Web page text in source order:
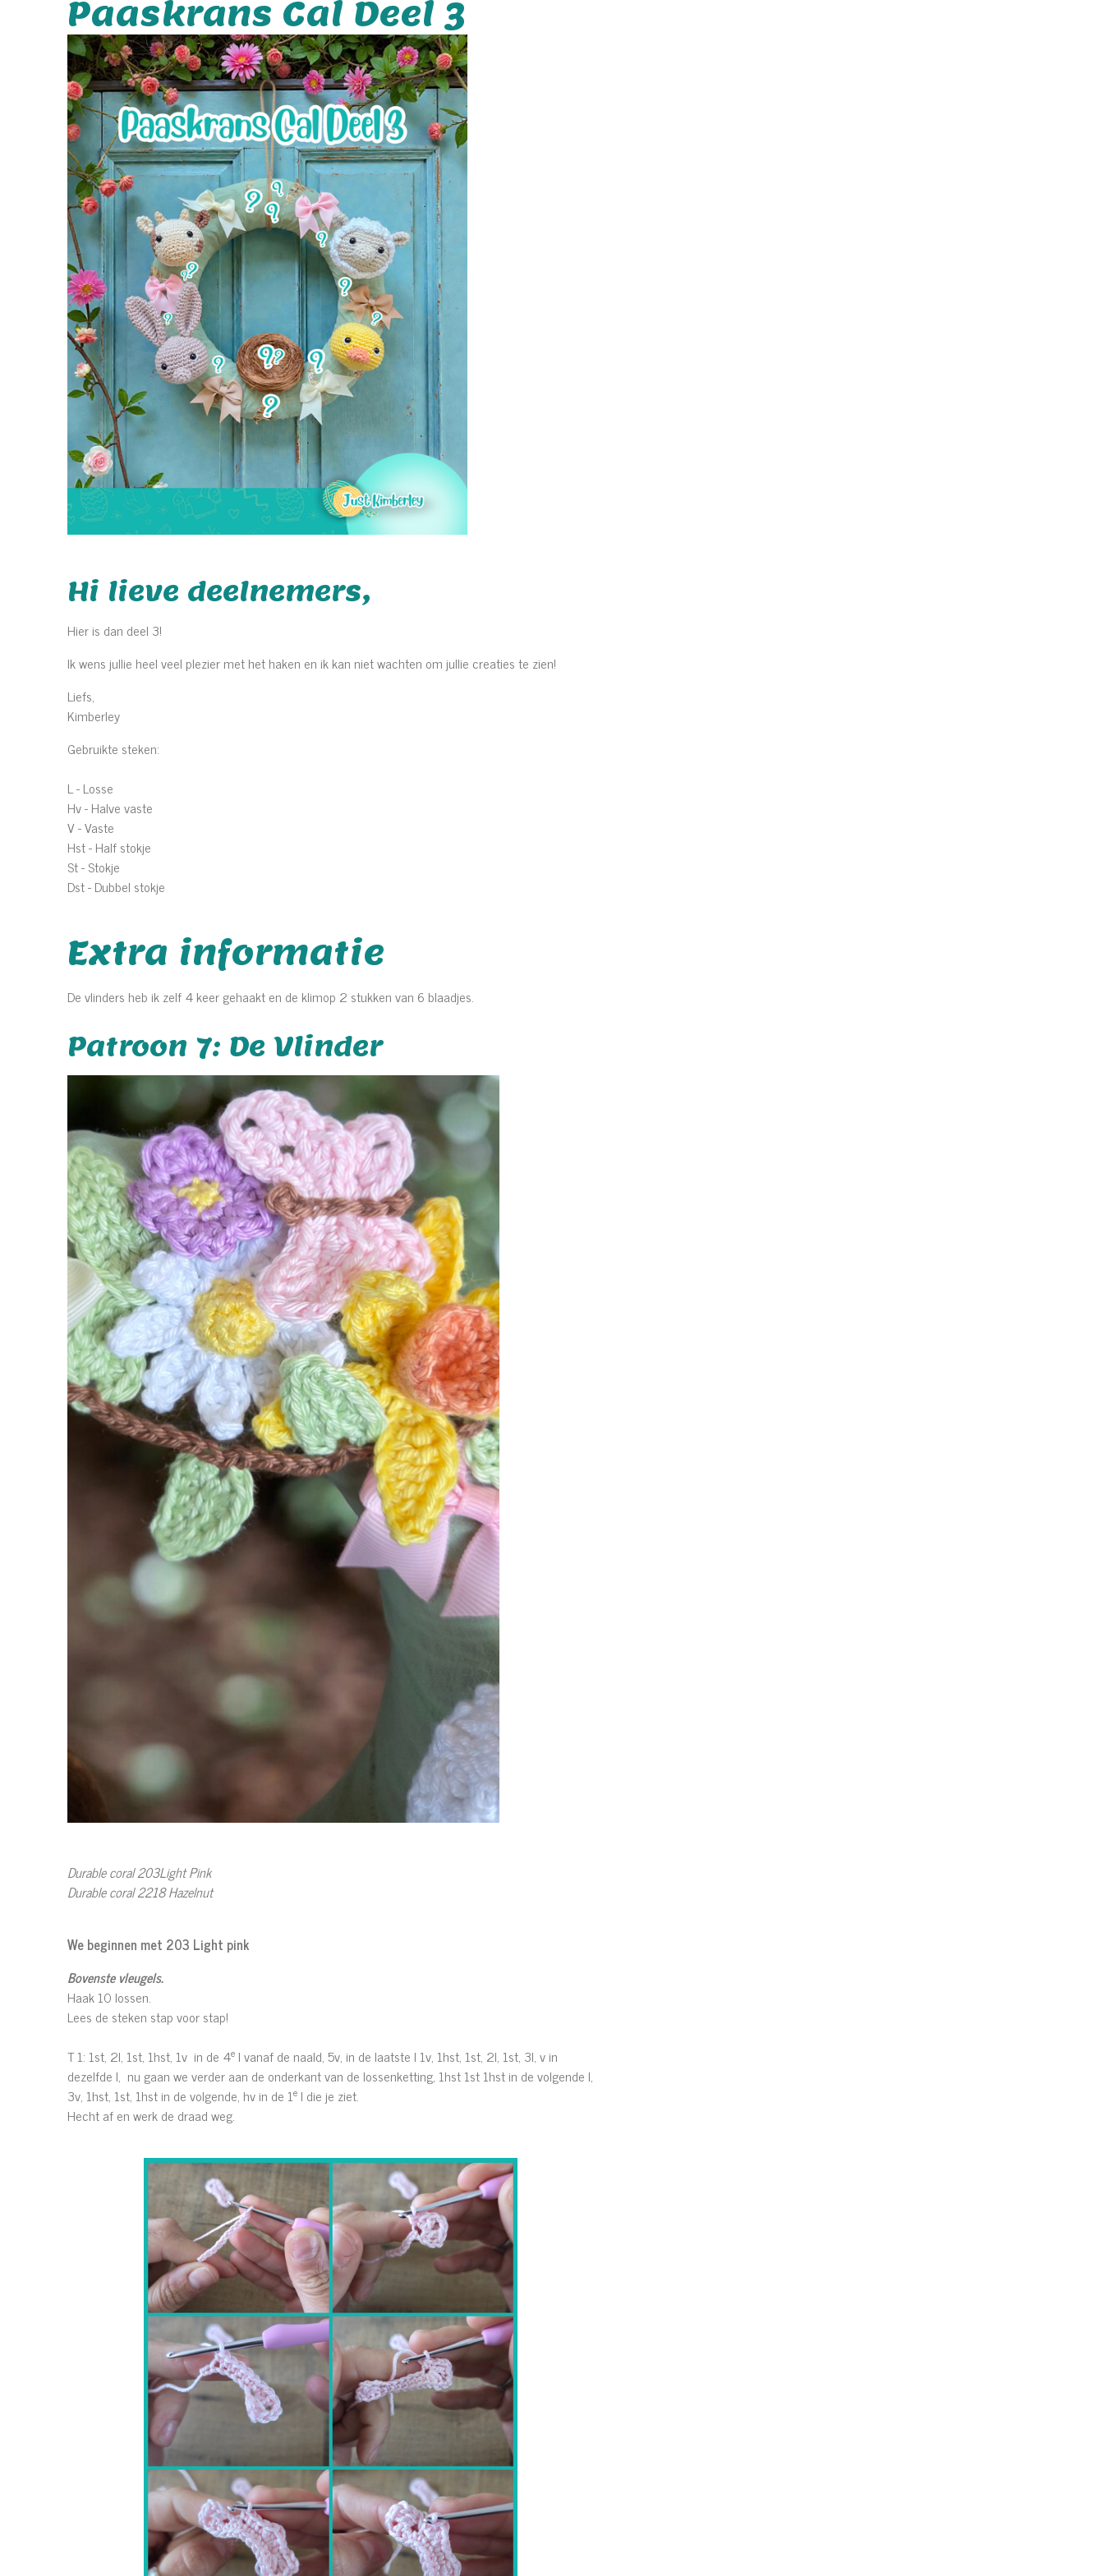
Paaskrans Cal Deel 3
Hi lieve deelnemers,
Hier is dan deel 3!
Ik wens jullie heel veel plezier met het haken en ik kan niet wachten om jullie creaties te zien!
Liefs,
Kimberley
Gebruikte steken:
L - Losse
Hv - Halve vaste
V - Vaste
Hst - Half stokje
St - Stokje
Dst - Dubbel stokje
Extra informatie
De vlinders heb ik zelf 4 keer gehaakt en de klimop 2 stukken van 6 blaadjes.
Patroon 7: De Vlinder
Durable coral 203Light Pink
Durable coral 2218 Hazelnut
We beginnen met 203 Light pink
Bovenste vleugels.
Haak 10 lossen.
Lees de steken stap voor stap!
T 1: 1st, 2l, 1st, 1hst, 1v in de 4e l vanaf de naald, 5v, in de laatste l 1v, 1hst, 1st, 2l, 1st, 3l, v in
dezelfde l, nu gaan we verder aan de onderkant van de lossenketting, 1hst 1st 1hst in de volgende l,
3v, 1hst, 1st, 1hst in de volgende, hv in de 1e l die je ziet.
Hecht af en werk de draad weg.